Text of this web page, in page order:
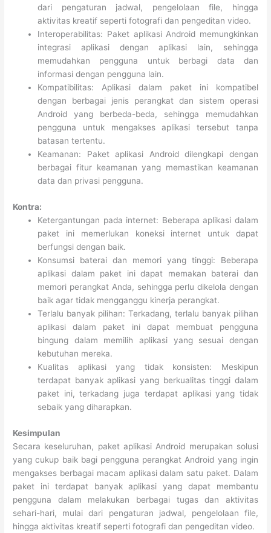
dari pengaturan jadwal, pengelolaan file, hingga
aktivitas kreatif seperti fotografi dan pengeditan video.
Interoperabilitas: Paket aplikasi Android memungkinkan
integrasi aplikasi dengan aplikasi lain, sehingga
memudahkan pengguna untuk berbagi data dan
informasi dengan pengguna lain.
Kompatibilitas: Aplikasi dalam paket ini kompatibel
dengan berbagai jenis perangkat dan sistem operasi
Android yang berbeda-beda, sehingga memudahkan
pengguna untuk mengakses aplikasi tersebut tanpa
batasan tertentu.
Keamanan: Paket aplikasi Android dilengkapi dengan
berbagai fitur keamanan yang memastikan keamanan
data dan privasi pengguna.
Kontra:
Ketergantungan pada internet: Beberapa aplikasi dalam
paket ini memerlukan koneksi internet untuk dapat
berfungsi dengan baik.
Konsumsi baterai dan memori yang tinggi: Beberapa
aplikasi dalam paket ini dapat memakan baterai dan
memori perangkat Anda, sehingga perlu dikelola dengan
baik agar tidak mengganggu kinerja perangkat.
Terlalu banyak pilihan: Terkadang, terlalu banyak pilihan
aplikasi dalam paket ini dapat membuat pengguna
bingung dalam memilih aplikasi yang sesuai dengan
kebutuhan mereka.
Kualitas aplikasi yang tidak konsisten: Meskipun
terdapat banyak aplikasi yang berkualitas tinggi dalam
paket ini, terkadang juga terdapat aplikasi yang tidak
sebaik yang diharapkan.
Kesimpulan
Secara keseluruhan, paket aplikasi Android merupakan solusi
yang cukup baik bagi pengguna perangkat Android yang ingin
mengakses berbagai macam aplikasi dalam satu paket. Dalam
paket ini terdapat banyak aplikasi yang dapat membantu
pengguna dalam melakukan berbagai tugas dan aktivitas
sehari-hari, mulai dari pengaturan jadwal, pengelolaan file,
hingga aktivitas kreatif seperti fotografi dan pengeditan video.